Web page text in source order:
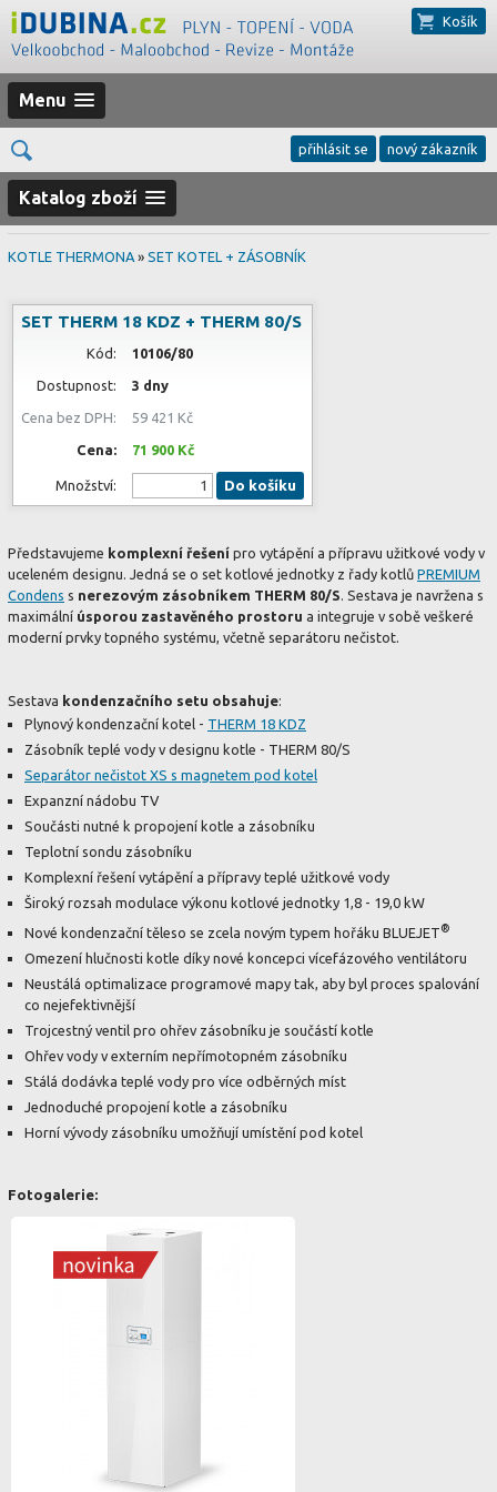
Košík
Menu
přihlásit se nový zákazník
Katalog zboží
KOTLE THERMONA » SET KOTEL + ZÁSOBNÍK
SET THERM 18 KDZ + THERM 80/S
Kód: 10106/80
Dostupnost: 3 dny
Cena bez DPH: 59 421 Kč
Cena: 71 900 Kč
Množství: Do košíku
Představujeme komplexní řešení pro vytápění a přípravu užitkové vody v
uceleném designu. Jedná se o set kotlové jednotky z řady kotlů PREMIUM
Condens s nerezovým zásobníkem THERM 80/S. Sestava je navržena s
maximální úsporou zastavěného prostoru a integruje v sobě veškeré
moderní prvky topného systému, včetně separátoru nečistot.
Sestava kondenzačního setu obsahuje:
Plynový kondenzační kotel - THERM 18 KDZ
Zásobník teplé vody v designu kotle - THERM 80/S
Separátor nečistot XS s magnetem pod kotel
Expanzní nádobu TV
Součásti nutné k propojení kotle a zásobníku
Teplotní sondu zásobníku
Komplexní řešení vytápění a přípravy teplé užitkové vody
Široký rozsah modulace výkonu kotlové jednotky 1,8 - 19,0 kW
Nové kondenzační těleso se zcela novým typem hořáku BLUEJET®
Omezení hlučnosti kotle díky nové koncepci vícefázového ventilátoru
Neustálá optimalizace programové mapy tak, aby byl proces spalování
co nejefektivnější
Trojcestný ventil pro ohřev zásobníku je součástí kotle
Ohřev vody v externím nepřímotopném zásobníku
Stálá dodávka teplé vody pro více odběrných míst
Jednoduché propojení kotle a zásobníku
Horní vývody zásobníku umožňují umístění pod kotel
Fotogalerie: